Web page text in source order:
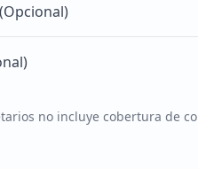
no incluye cobertura de